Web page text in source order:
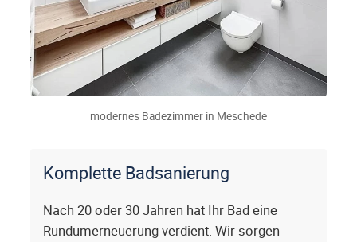
modernes Badezimmer in Meschede
Komplette Badsanierung
Nach 20 oder 30 Jahren hat Ihr Bad eine
Rundumerneuerung verdient. Wir sorgen